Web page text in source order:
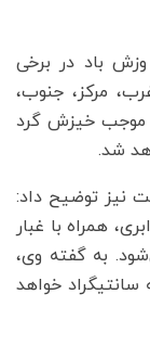
باد در برخی
مرکز، جنوب،
موجب خیزش گرد
شد.
نیز توضیح داد:
(۱۳ مرداد) کمی ابری، همراه با غبار
به گفته وی،
۲۸ و حداکثر آن ۳۹ درجه سانتیگراد خواهد